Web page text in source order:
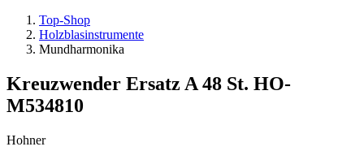
Top-Shop
Holzblasinstrumente
Mundharmonika
Kreuzwender Ersatz A 48 St. HO-
M534810
Hohner